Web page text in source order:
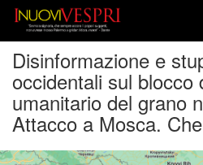
Disinformazione e
occidentali sul blocco
umanitario del grano
Attacco a Mosca.